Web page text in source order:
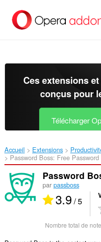
contenu
Ces extensions
conçus pour
Télécharger
Accueil Extensions
Password Boss: Free
Password
par passboss
3.9/ 5
Nombre total de